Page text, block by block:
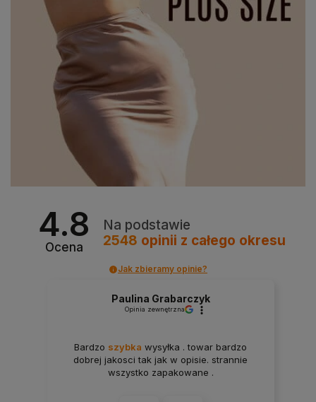
4.8
Ocena
Na podstawie
2548 opinii z całego okresu
Jak zbieramy opinie?
Paulina Grabarczyk
Opinia zewnętrzna
Bardzo szybka wysyłka . towar bardzo
dobrej jakosci tak jak w opisie. strannie
wszystko zapakowane .